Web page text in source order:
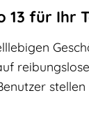
13 für Ihr